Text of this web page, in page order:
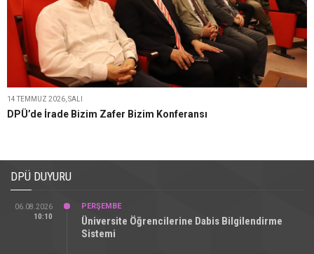
14 TEMMUZ 2026, SALI
DPÜ’de İrade Bizim Zafer Bizim Konferansı
DPÜ DUYURU
06.08.2026
10:10
PERŞEMBE
Üniversite Öğrencilerine Dabis Bilgilendirme
Sistemi